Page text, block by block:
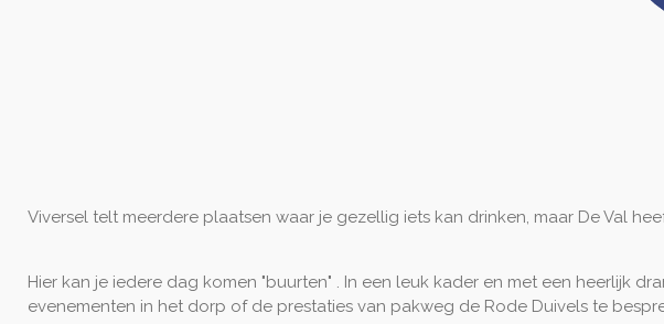
Viversel telt meerdere plaatsen waar je gezellig iets kan drinken, maar De Val
Hier kan je iedere dag komen "buurten" . In een leuk kader en met een heerlijk
evenementen in het dorp of de prestaties van pakweg de Rode Duivels te